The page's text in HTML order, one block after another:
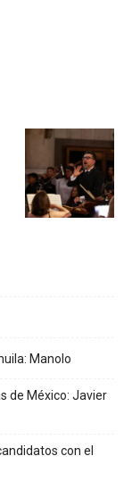
Manolo
de México: Javier
con el